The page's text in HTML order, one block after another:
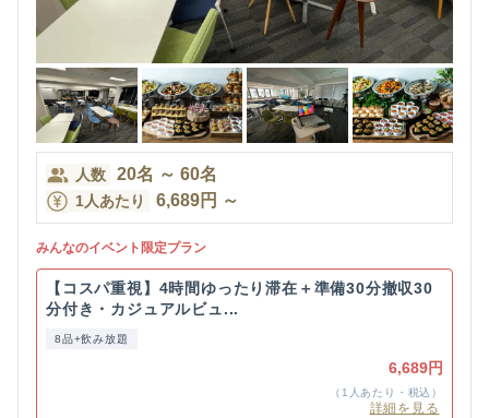
人数 20名 ～ 60名
1人あたり 6,689円 ～
みんなのイベント限定プラン
【コスパ重視】4時間ゆったり滞在＋準備30分撤収30
分付き・カジュアルビュ...
8品+飲み放題
6,689円
（1人あたり・税込）
詳細を見る